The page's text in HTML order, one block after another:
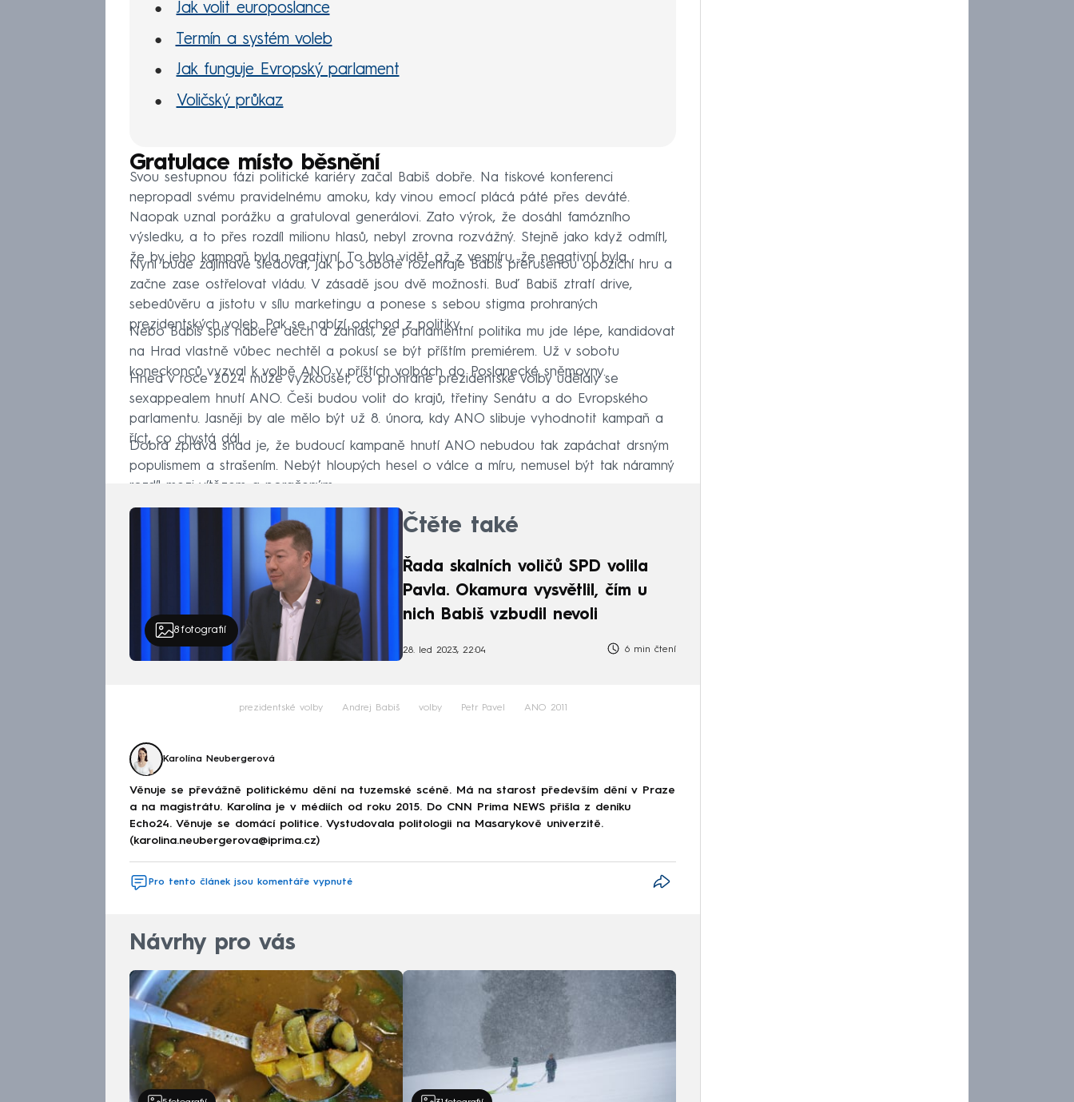
Jak volit europoslance
Termín a systém voleb
Jak funguje Evropský parlament
Voličský průkaz
Gratulace místo běsnění
Svou sestupnou fázi politické kariéry začal Babiš dobře. Na tiskové konferenci
nepropadl svému pravidelnému amoku, kdy vinou emocí plácá páté přes deváté.
Naopak uznal porážku a gratuloval generálovi. Zato výrok, že dosáhl famózního
výsledku, a to přes rozdíl milionu hlasů, nebyl zrovna rozvážný. Stejně jako když odmítl,
že by jeho kampaň byla negativní. To bylo vidět až z vesmíru, že negativní byla.
Nyní bude zajímavé sledovat, jak po sobotě rozehraje Babiš přerušenou opoziční hru a
začne zase ostřelovat vládu. V zásadě jsou dvě možnosti. Buď Babiš ztratí drive,
sebedůvěru a jistotu v sílu marketingu a ponese s sebou stigma prohraných
prezidentských voleb. Pak se nabízí odchod z politiky.
Nebo Babiš spíš nabere dech a zahlásí, že parlamentní politika mu jde lépe, kandidovat
na Hrad vlastně vůbec nechtěl a pokusí se být příštím premiérem. Už v sobotu
koneckonců vyzval k volbě ANO v příštích volbách do Poslanecké sněmovny.
Hned v roce 2024 může vyzkoušet, co prohrané prezidentské volby udělaly se
sexappealem hnutí ANO. Češi budou volit do krajů, třetiny Senátu a do Evropského
parlamentu. Jasněji by ale mělo být už 8. února, kdy ANO slibuje vyhodnotit kampaň a
říct, co chystá dál.
Dobrá zpráva snad je, že budoucí kampaně hnutí ANO nebudou tak zapáchat drsným
populismem a strašením. Nebýt hloupých hesel o válce a míru, nemusel být tak náramný
rozdíl mezi vítězem a poraženým.
8fotografií
Čtěte také
Řada skalních voličů SPD volila
Pavla. Okamura vysvětlil, čím u
nich Babiš vzbudil nevoli
28. led 2023, 22:04 6 min čtení
prezidentské volby Andrej Babiš volby Petr Pavel ANO 2011
Karolína Neubergerová
Věnuje se převážně politickému dění na tuzemské scéně. Má na starost především dění v Praze
a na magistrátu. Karolína je v médiích od roku 2015. Do CNN Prima NEWS přišla z deníku
Echo24. Věnuje se domácí politice. Vystudovala politologii na Masarykově univerzitě.
(karolina.neubergerova@iprima.cz)
Pro tento článek jsou komentáře vypnuté
Návrhy pro vás